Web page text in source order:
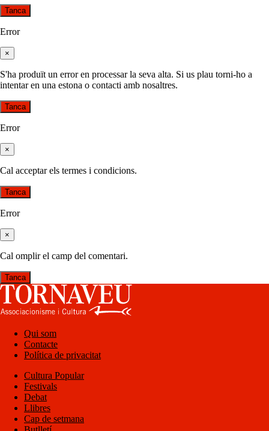
Tanca
Error
×
S'ha produït un error en processar la seva alta. Si us plau torni-ho a
intentar en una estona o contacti amb nosaltres.
Tanca
Error
×
Cal acceptar els termes i condicions.
Tanca
Error
×
Cal omplir el camp del comentari.
Tanca
Qui som
Contacte
Política de privacitat
Cultura Popular
Festivals
Debat
Llibres
Cap de setmana